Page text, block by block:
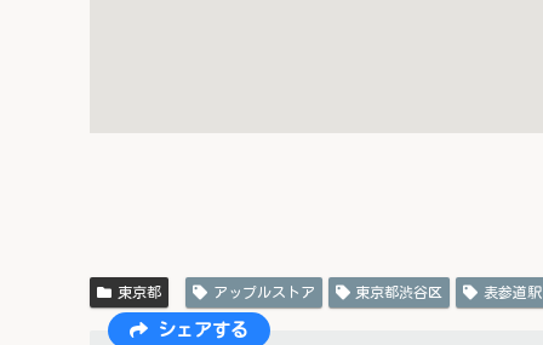
東京都 アップルストア 東京都渋谷区 表参道駅
シェアする